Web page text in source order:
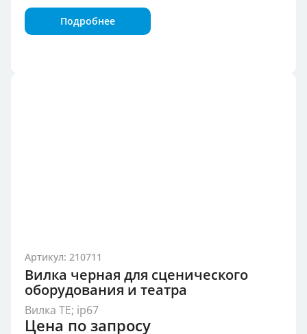
Подробнее
Артикул: 210711
Вилка черная для сценического
оборудования и театра
Вилка TE; ip67
Цена по запросу